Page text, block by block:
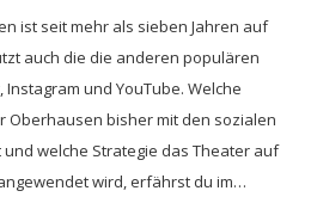
ist seit mehr als sieben Jahren auf
auch die die anderen populären
und YouTube. Welche
Oberhausen bisher mit den sozialen
welche Strategie das Theater auf
wird, erfährst du im…